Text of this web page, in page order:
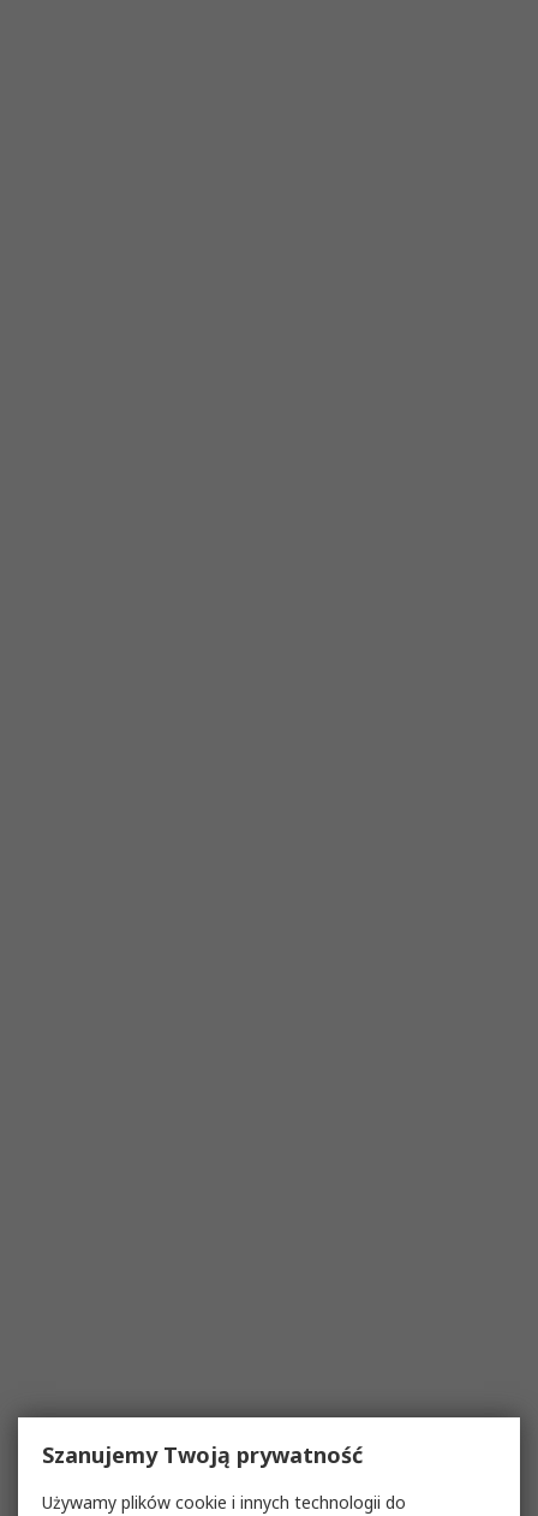
Szanujemy Twoją prywatność
Używamy plików cookie i innych technologii do